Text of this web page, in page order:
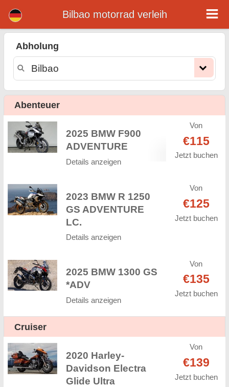
Bilbao motorrad verleih
Bilbao motorrad vermietung. Günstige Mietpreise für motorrad in Bilbao. motorrad mieten in Bilbao. Unsere Bilbao Flotte verfügt
verfügbar auf motorrad vermitung in Bilbao - Unbegrenzte Kilometer, GPS, motorrad Reitausrüstung, grenzüberschreitende
Vermietung.
Bilbao motorrad verleih
Abholung
Abenteuer
2025 BMW F900
ADVENTURE
Details anzeigen
Von
€115
Jetzt buchen
2023 BMW R 1250
GS ADVENTURE
LC.
Details anzeigen
Von
€125
Jetzt buchen
2025 BMW 1300 GS
*ADV
Details anzeigen
Von
€135
Jetzt buchen
Cruiser
2020 Harley-
Davidson Electra
Glide Ultra
Von
€139
Jetzt buchen